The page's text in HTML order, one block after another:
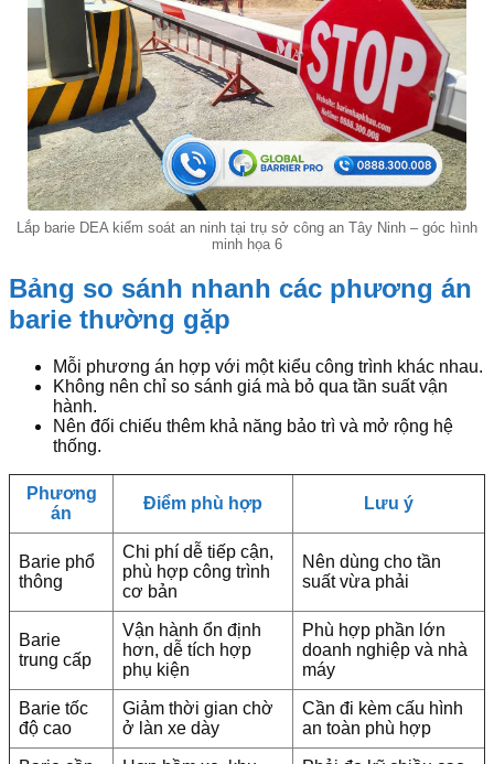
Lắp barie DEA kiểm soát an ninh tại trụ sở công an Tây Ninh – góc hình
minh họa 6
Bảng so sánh nhanh các phương án
barie thường gặp
Mỗi phương án hợp với một kiểu công trình khác nhau.
Không nên chỉ so sánh giá mà bỏ qua tần suất vận
hành.
Nên đối chiếu thêm khả năng bảo trì và mở rộng hệ
thống.
Phương
án
Điểm phù hợp Lưu ý
Barie phổ
thông
Chi phí dễ tiếp cận,
phù hợp công trình
cơ bản
Nên dùng cho tần
suất vừa phải
Barie
trung cấp
Vận hành ổn định
hơn, dễ tích hợp
phụ kiện
Phù hợp phần lớn
doanh nghiệp và nhà
máy
Barie tốc
độ cao
Giảm thời gian chờ
ở làn xe dày
Cần đi kèm cấu hình
an toàn phù hợp